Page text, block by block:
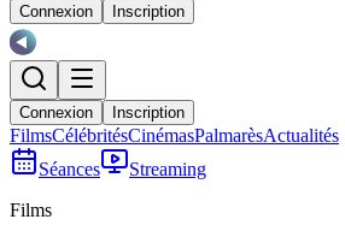
Connexion Inscription
Connexion Inscription
FilmsCélébritésCinémasPalmarèsActualités
Séances
Streaming
Films